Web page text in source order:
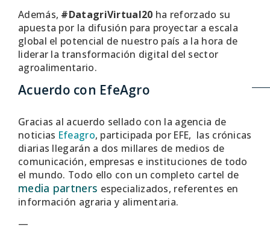
Además, #DatagriVirtual20 ha reforzado su
apuesta por la difusión para proyectar a escala
global el potencial de nuestro país a la hora de
liderar la transformación digital del sector
agroalimentario.
Acuerdo con EfeAgro
Gracias al acuerdo sellado con la agencia de
noticias Efeagro, participada por EFE, las crónicas
diarias llegarán a dos millares de medios de
comunicación, empresas e instituciones de todo
el mundo. Todo ello con un completo cartel de
media partners especializados, referentes en
información agraria y alimentaria.
—